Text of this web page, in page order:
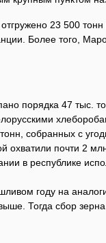
23 500
Более того,
порядка 47 тыс.
собранных с
охватили почти 2
в республике
году на
Тогда сбор